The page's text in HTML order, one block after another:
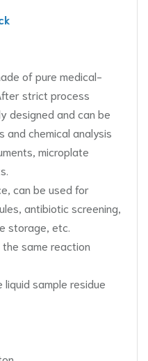
of pure medical-
strict process
designed and can be
and chemical analysis
microplate
can be used for
antibiotic screening,
storage, etc.
same reaction
sample residue